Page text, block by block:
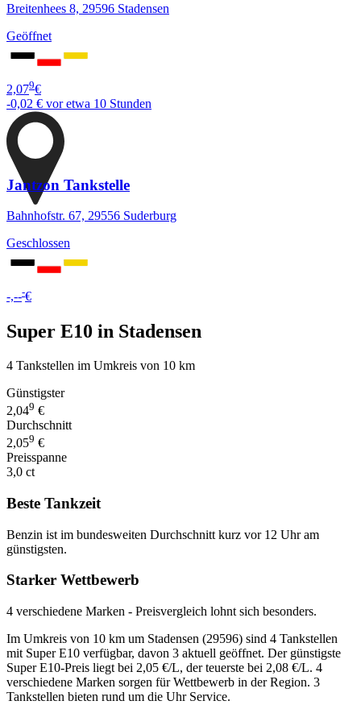
Breitenhees 8, 29596 Stadensen
Geöffnet
2,079€
-0,02 € vor etwa 10 Stunden
Jantzon Tankstelle
Bahnhofstr. 67, 29556 Suderburg
Geschlossen
-,---€
Super E10 in Stadensen
4 Tankstellen im Umkreis von 10 km
Günstigster
2,049 €
Durchschnitt
2,059 €
Preisspanne
3,0 ct
Beste Tankzeit
Benzin ist im bundesweiten Durchschnitt kurz vor 12 Uhr am
günstigsten.
Starker Wettbewerb
4 verschiedene Marken - Preisvergleich lohnt sich besonders.
Im Umkreis von 10 km um Stadensen (29596) sind 4 Tankstellen
mit Super E10 verfügbar, davon 3 aktuell geöffnet. Der günstigste
Super E10-Preis liegt bei 2,05 €/L, der teuerste bei 2,08 €/L. 4
verschiedene Marken sorgen für Wettbewerb in der Region. 3
Tankstellen bieten rund um die Uhr Service.